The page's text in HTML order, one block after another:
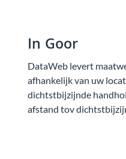
In Goor
DataWeb levert
afhankelijk van uw
dichtstbijzijnde
afstand tov